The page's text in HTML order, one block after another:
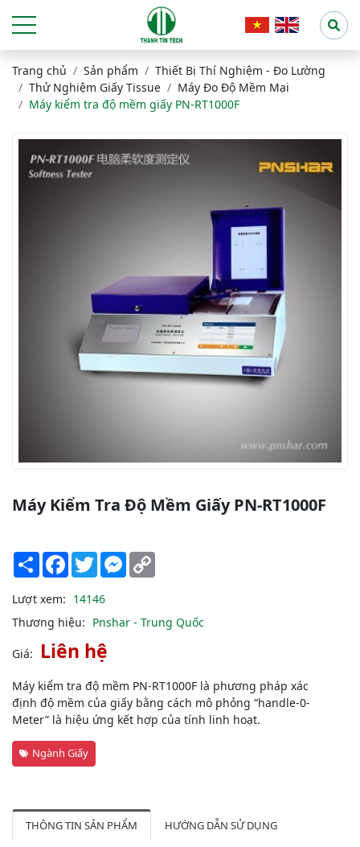
Trang chủ Sản phẩm
Thiết Bị Thí Nghiệm - Đo Lường
Thử Nghiệm Giấy Tissue
Máy Đo Độ Mềm Mại
Máy kiểm tra độ mềm giấy PN-RT1000F
Máy Kiểm Tra Độ Mềm Giấy PN-RT1000F
Share Facebook
TwitterMessenger
Lượt xem: 14146
Thương hiệu: Pnshar - Trung Quốc
Giá: Liên hệ
Máy kiểm tra độ mềm PN-RT1000F là phương pháp xác
định độ mềm của giấy bằng cách mô phỏng “handle-0-
Meter” là hiệu ứng kết hợp của tính linh hoạt.
Ngành Giấy
THÔNG TIN SẢN PHẨM HƯỚNG DẪN SỬ DỤNG